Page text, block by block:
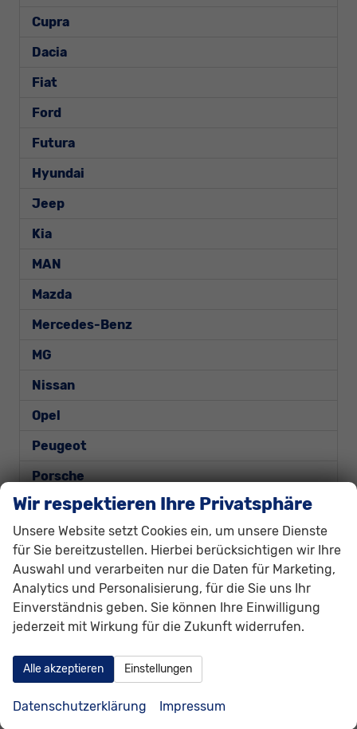
Cupra
Dacia
Fiat
Ford
Futura
Hyundai
Jeep
Kia
MAN
Mazda
Mercedes-Benz
MG
Nissan
Opel
Peugeot
Porsche
Renault
Seat
Skoda
Suzuki
Toyota
Volkswagen
Wir respektieren Ihre Privatsphäre
Unsere Website setzt Cookies ein, um unsere Dienste
für Sie bereitzustellen. Hierbei berücksichtigen wir Ihre
Auswahl und verarbeiten nur die Daten für Marketing,
Analytics und Personalisierung, für die Sie uns Ihr
Einverständnis geben. Sie können Ihre Einwilligung
jederzeit mit Wirkung für die Zukunft widerrufen.
Alle akzeptieren Einstellungen
Datenschutzerklärung Impressum